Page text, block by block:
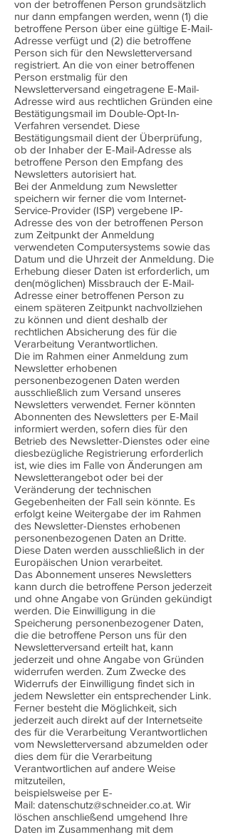
von der betroffenen Person grundsätzlich
nur dann empfangen werden, wenn (1) die
betroffene Person über eine gültige E-Mail-
Adresse verfügt und (2) die betroffene
Person sich für den Newsletterversand
registriert. An die von einer betroffenen
Person erstmalig für den
Newsletterversand eingetragene E-Mail-
Adresse wird aus rechtlichen Gründen eine
Bestätigungsmail im Double-Opt-In-
Verfahren versendet. Diese
Bestätigungsmail dient der Überprüfung,
ob der Inhaber der E-Mail-Adresse als
betroffene Person den Empfang des
Newsletters autorisiert hat.
Bei der Anmeldung zum Newsletter
speichern wir ferner die vom Internet-
Service-Provider (ISP) vergebene IP-
Adresse des von der betroffenen Person
zum Zeitpunkt der Anmeldung
verwendeten Computersystems sowie das
Datum und die Uhrzeit der Anmeldung. Die
Erhebung dieser Daten ist erforderlich, um
den(möglichen) Missbrauch der E-Mail-
Adresse einer betroffenen Person zu
einem späteren Zeitpunkt nachvollziehen
zu können und dient deshalb der
rechtlichen Absicherung des für die
Verarbeitung Verantwortlichen.
Die im Rahmen einer Anmeldung zum
Newsletter erhobenen
personenbezogenen Daten werden
ausschließlich zum Versand unseres
Newsletters verwendet. Ferner könnten
Abonnenten des Newsletters per E-Mail
informiert werden, sofern dies für den
Betrieb des Newsletter-Dienstes oder eine
diesbezügliche Registrierung erforderlich
ist, wie dies im Falle von Änderungen am
Newsletterangebot oder bei der
Veränderung der technischen
Gegebenheiten der Fall sein könnte. Es
erfolgt keine Weitergabe der im Rahmen
des Newsletter-Dienstes erhobenen
personenbezogenen Daten an Dritte.
Diese Daten werden ausschließlich in der
Europäischen Union verarbeitet.
Das Abonnement unseres Newsletters
kann durch die betroffene Person jederzeit
und ohne Angabe von Gründen gekündigt
werden. Die Einwilligung in die
Speicherung personenbezogener Daten,
die die betroffene Person uns für den
Newsletterversand erteilt hat, kann
jederzeit und ohne Angabe von Gründen
widerrufen werden. Zum Zwecke des
Widerrufs der Einwilligung findet sich in
jedem Newsletter ein entsprechender Link.
Ferner besteht die Möglichkeit, sich
jederzeit auch direkt auf der Internetseite
des für die Verarbeitung Verantwortlichen
vom Newsletterversand abzumelden oder
dies dem für die Verarbeitung
Verantwortlichen auf andere Weise
mitzuteilen,
beispielsweise per E-
Mail: datenschutz@schneider.co.at. Wir
löschen anschließend umgehend Ihre
Daten im Zusammenhang mit dem